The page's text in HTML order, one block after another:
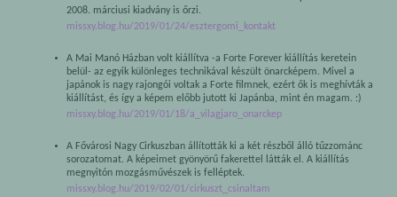
2008. márciusi kiadvány is őrzi.
missxy.blog.hu/2019/01/24/esztergomi_kontakt
A Mai Manó Házban volt kiállítva -a Forte Forever kiállítás keretein
belül- az egyik különleges technikával készült önarcképem. Mivel a
japánok is nagy rajongói voltak a Forte filmnek, ezért ők is meghívták a
kiállítást, és így a képem előbb jutott ki Japánba, mint én magam. :)
missxy.blog.hu/2019/01/18/a_vilagjaro_onarckep
A Fővárosi Nagy Cirkuszban állították ki a két részből álló tűzzománc
sorozatomat. A képeimet gyönyörű fakerettel látták el. A kiállítás
megnyitón mozgásművészek is felléptek.
missxy.blog.hu/2019/02/01/cirkuszt_csinaltam